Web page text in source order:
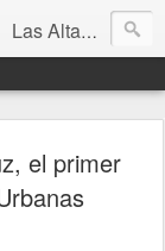
Las Altas Montañas Multimedios
el primer